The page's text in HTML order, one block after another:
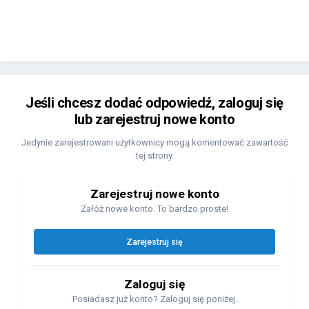
Jeśli chcesz dodać odpowiedź, zaloguj się
lub zarejestruj nowe konto
Jedynie zarejestrowani użytkownicy mogą komentować zawartość
tej strony.
Zarejestruj nowe konto
Załóż nowe konto. To bardzo proste!
Zarejestruj się
Zaloguj się
Posiadasz już konto? Zaloguj się poniżej.